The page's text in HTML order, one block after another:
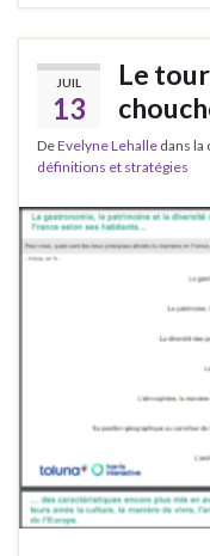
JUIL
13
Le
DeEvelyne Lehalle dans la
définitions et stratégies